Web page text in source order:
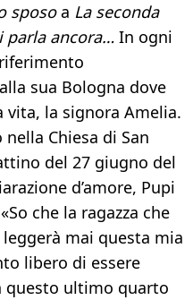
sposoa La seconda
parla ancora… In ogni
sua Bologna dove
vita, la signora Amelia.
Chiesa di San
del 27 giugno del
d’amore, Pupi
che la ragazza che
leggerà mai questa mia
libero di essere
questo ultimo quarto